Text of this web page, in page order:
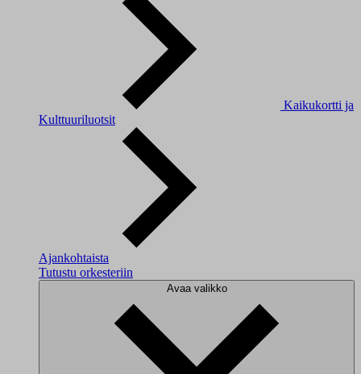
Kaikukortti ja
Kulttuuriluotsit
Ajankohtaista
Tutustu orkesteriin
Avaa valikko